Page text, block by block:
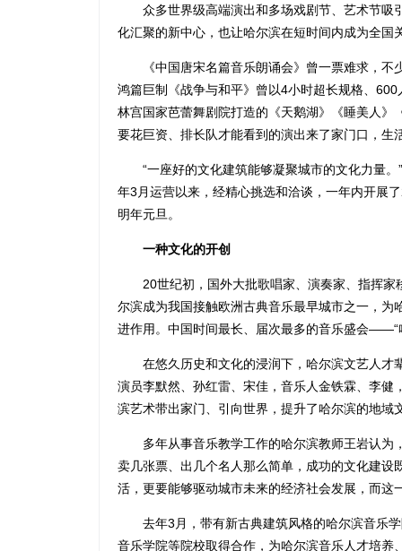
众多世界级高端演出和多场戏剧节、艺术节吸
化汇聚的新中心，也让哈尔滨在短时间内成为全国
《中国唐宋名篇音乐朗诵会》曾一票难求，不
鸿篇巨制《战争与和平》曾以4小时超长规格、
林宫国家芭蕾舞剧院打造的《天鹅湖》《睡美人》
要花巨资、排长队才能看到的演出来了家门口，生
“一座好的文化建筑能够凝聚城市的文化力量。
年3月运营以来，经精心挑选和洽谈，一年内开展
明年元旦。
一种文化的开创
20世纪初，国外大批歌唱家、演奏家、指挥家
尔滨成为我国接触欧洲古典音乐最早城市之一，
进作用。中国时间最长、届次最多的音乐盛会——“
在悠久历史和文化的浸润下，哈尔滨文艺人才
演员李默然、孙红雷、宋佳，音乐人金铁霖、李
滨艺术带出家门、引向世界，提升了哈尔滨的地域
多年从事音乐教学工作的哈尔滨教师王岩认为
卖几张票、出几个名人那么简单，成功的文化建设
活，更要能够驱动城市未来的经济社会发展，而这
去年3月，带有新古典建筑风格的哈尔滨音乐学
音乐学院等院校取得合作，为哈尔滨音乐人才培